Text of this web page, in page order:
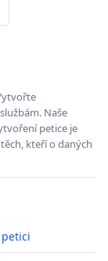
Naše
petice je
kteří o daných